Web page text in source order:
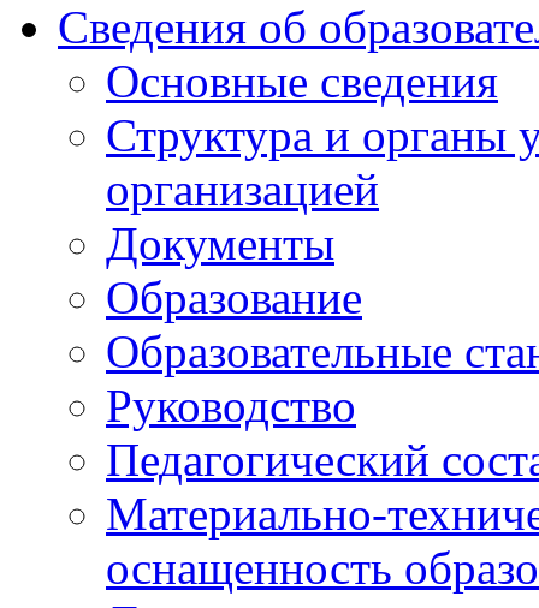
Сведения об
Основные сведения
Структура и органы
организацией
Документы
Образование
Образовательные
Руководство
Педагогический
Материально-
оснащенность